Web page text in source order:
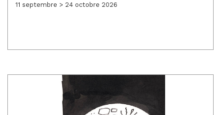
11 septembre > 24 octobre 2026